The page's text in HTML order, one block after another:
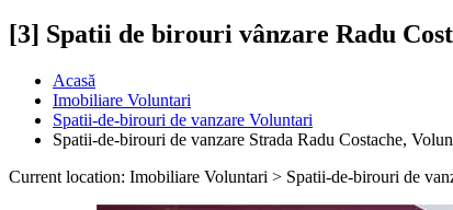
[3] Spatii de birouri vânzare Radu
Acasă
Imobiliare Voluntari
Spatii-de-birouri de vanzare Voluntari
Spatii-de-birouri de vanzare Strada Radu Costache,
Current location: Imobiliare Voluntari > Spatii-de-birouri de